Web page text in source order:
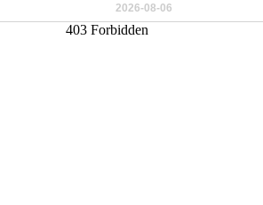
中，以沈靜的藍色空間為
2026-08-06